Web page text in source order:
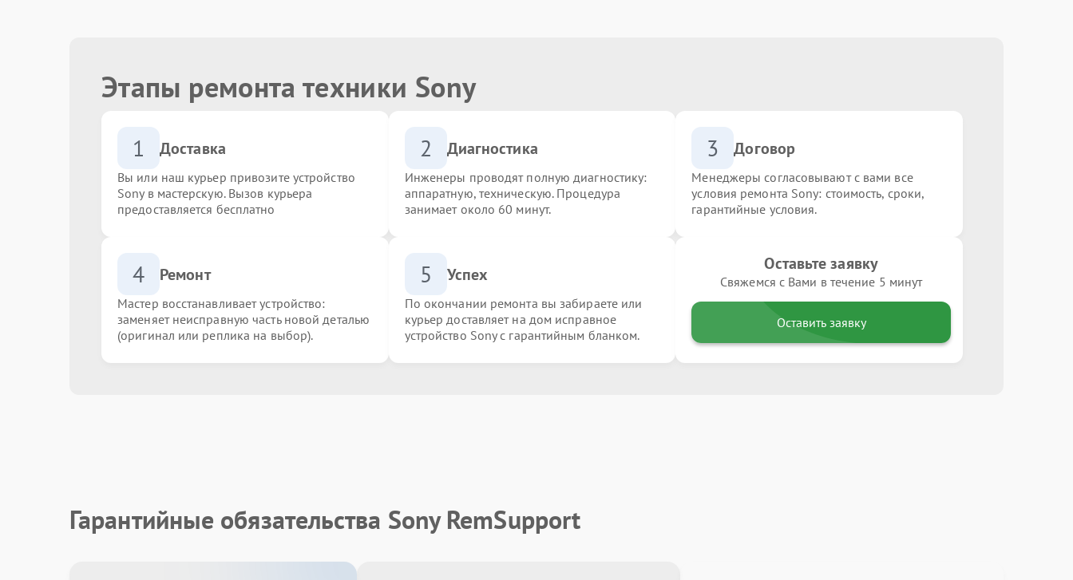
Этапы ремонта техники Sony
1 Доставка
Вы или наш курьер привозите устройство
Sony в мастерскую. Вызов курьера
предоставляется бесплатно
2 Диагностика
Инженеры проводят полную диагностику:
аппаратную, техническую. Процедура
занимает около 60 минут.
3 Договор
Менеджеры согласовывают с вами все
условия ремонта Sony: стоимость, сроки,
гарантийные условия.
4 Ремонт
Мастер восстанавливает устройство:
заменяет неисправную часть новой деталью
(оригинал или реплика на выбор).
5 Успех
По окончании ремонта вы забираете или
курьер доставляет на дом исправное
устройство Sony с гарантийным бланком.
Оставьте заявку
Свяжемся с Вами в течение 5 минут
Оставить заявку
Гарантийные обязательства Sony RemSupport